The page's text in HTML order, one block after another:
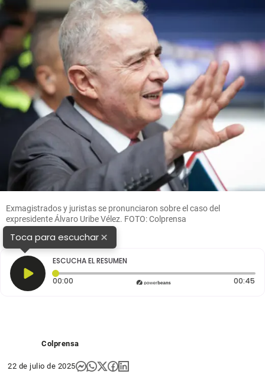
Exmagistrados y juristas se pronunciaron sobre el caso del
expresidente Álvaro Uribe Vélez. FOTO: Colprensa
Toca para escuchar×
ESCUCHA EL RESUMEN
00:00 Tiempo transcurrido: 0 segundos 00:45
Colprensa
22 de julio de 2025